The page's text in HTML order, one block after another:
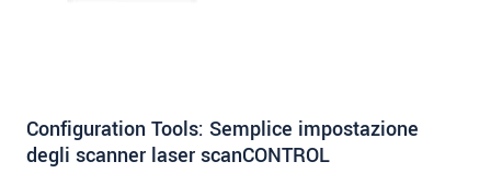
Configuration Tools: Semplice impostazione
degli scanner laser scanCONTROL